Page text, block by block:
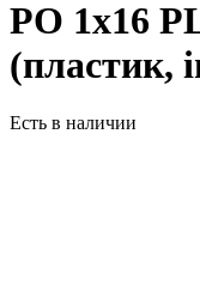
РО 1х16
(пластик,
Есть в наличии